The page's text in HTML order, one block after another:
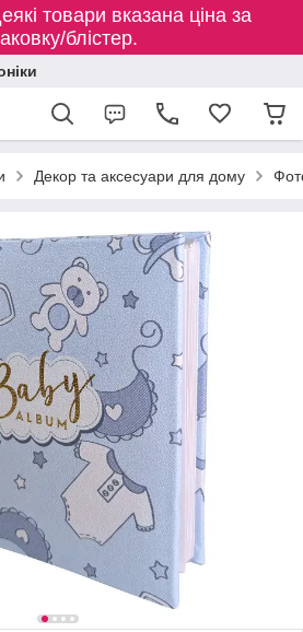
товари вказана ціна за
блістер.
Декор та аксесуари для дому